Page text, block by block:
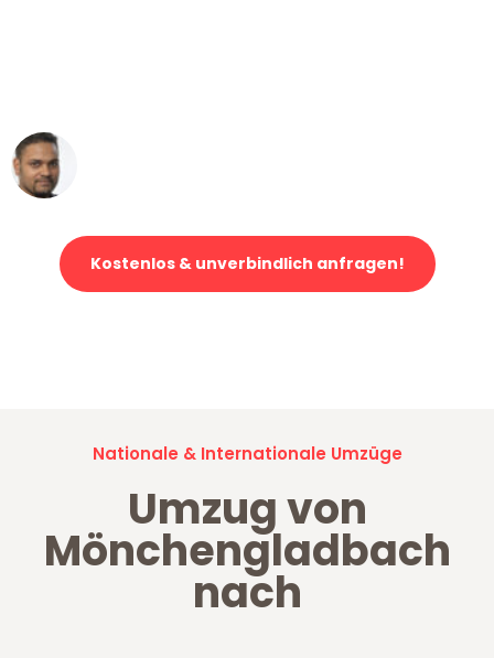
Kostenlos & unverbindlich anfragen!
Nationale & Internationale Umzüge
Umzug von
Mönchengladbach
nach